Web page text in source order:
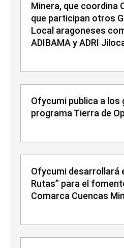
Minera, que coordina
que participan otros
Local aragoneses
ADIBAMA y ADRI
Ofycumi publica a los
programa Tierra de
Ofycumi desarrollará
Rutas” para el
Comarca Cuencas